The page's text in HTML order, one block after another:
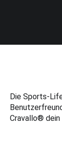
Die Sports-
Cravallo®